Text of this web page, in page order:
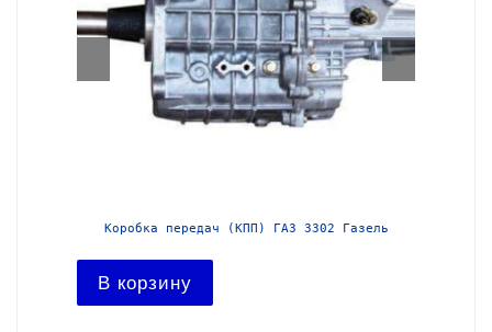
Коробка передач (КПП) ГАЗ 3302 Газель
В корзину